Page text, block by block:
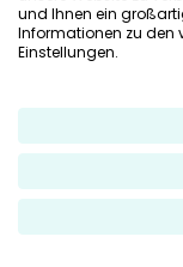
und Ihnen ein
Informationen zu den
Einstellungen.